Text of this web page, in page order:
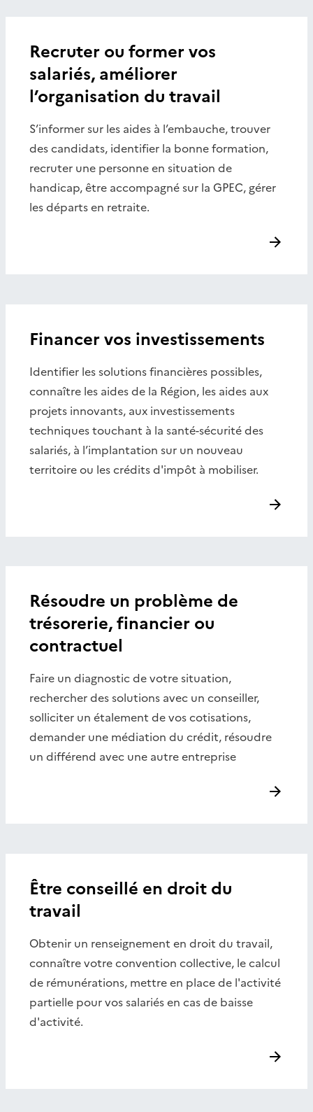
Recruter ou former vos
salariés, améliorer
l’organisation du travail
S’informer sur les aides à l’embauche, trouver
des candidats, identifier la bonne formation,
recruter une personne en situation de
handicap, être accompagné sur la GPEC, gérer
les départs en retraite.
Financer vos investissements
Identifier les solutions financières possibles,
connaître les aides de la Région, les aides aux
projets innovants, aux investissements
techniques touchant à la santé-sécurité des
salariés, à l’implantation sur un nouveau
territoire ou les crédits d'impôt à mobiliser.
Résoudre un problème de
trésorerie, financier ou
contractuel
Faire un diagnostic de votre situation,
rechercher des solutions avec un conseiller,
solliciter un étalement de vos cotisations,
demander une médiation du crédit, résoudre
un différend avec une autre entreprise
Être conseillé en droit du
travail
Obtenir un renseignement en droit du travail,
connaître votre convention collective, le calcul
de rémunérations, mettre en place de l'activité
partielle pour vos salariés en cas de baisse
d'activité.